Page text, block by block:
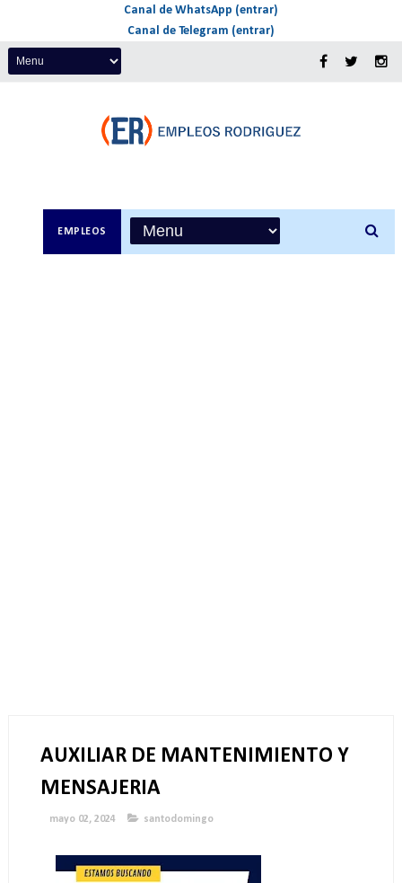
Canal de WhatsApp (entrar)
Canal de Telegram (entrar)
EMPLEOS
AUXILIAR DE MANTENIMIENTO Y
MENSAJERIA
mayo 02, 2024 santodomingo